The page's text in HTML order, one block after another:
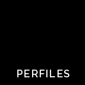
PERFILES